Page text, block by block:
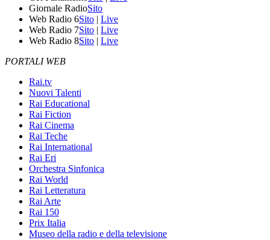
Giornale RadioSito
Web Radio 6Sito | Live
Web Radio 7Sito | Live
Web Radio 8Sito | Live
PORTALI WEB
Rai.tv
Nuovi Talenti
Rai Educational
Rai Fiction
Rai Cinema
Rai Teche
Rai International
Rai Eri
Orchestra Sinfonica
Rai World
Rai Letteratura
Rai Arte
Rai 150
Prix Italia
Museo della radio e della televisione